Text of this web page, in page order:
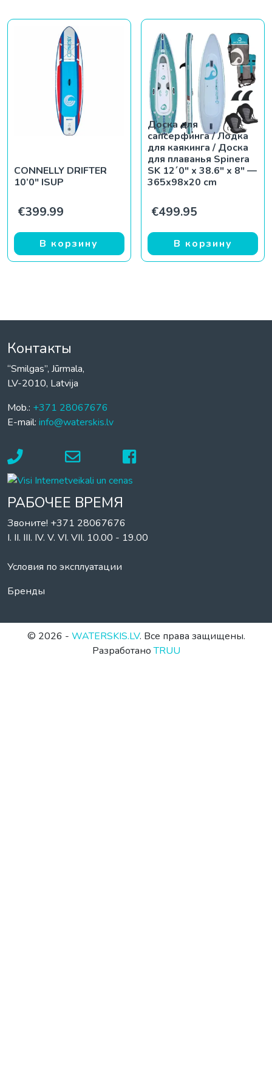
CONNELLY DRIFTER
10’0″ ISUP
€399.99
В корзину
Доска для
сапсерфинга / Лодка
для каякинга / Доска
для плаванья Spinera
SK 12´0″ x 38.6″ x 8″ —
365x98x20 cm
€499.95
В корзину
Контакты
“Smilgas”, Jūrmala,
LV-2010, Latvija
Mob.: +371 28067676
E-mail: info@waterskis.lv
РАБОЧЕЕ ВРЕМЯ
Звоните! +371 28067676
I. II. III. IV. V. VI. VII. 10.00 - 19.00
Условия по эксплуатации
Бренды
© 2026 - WATERSKIS.LV. Все права защищены.
РазработаноTRUU